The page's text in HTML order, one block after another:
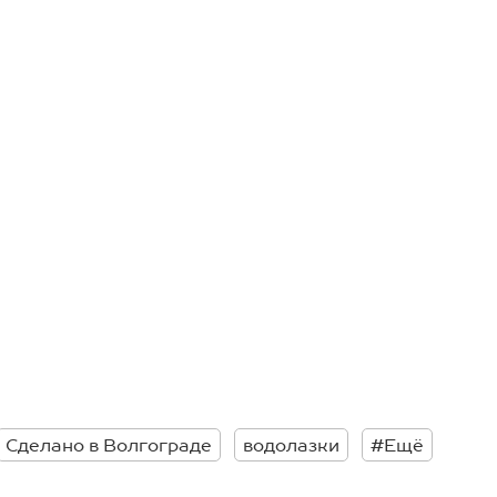
Сделано в Волгограде водолазки #Ещё